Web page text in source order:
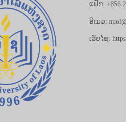
ແຟັກ: +856
ອີເມວ:
ເວັບໄຊ: